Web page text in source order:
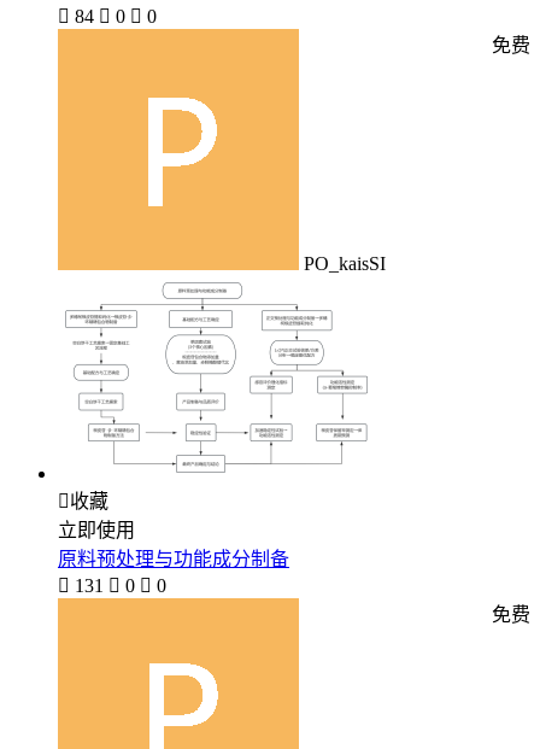
 84  0  0
PO_kaisSI
免费
收藏
立即使用
原料预处理与功能成分制备
 131  0  0
免费